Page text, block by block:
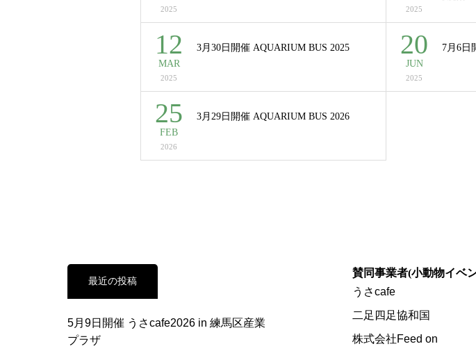
2025 2025
12
MAR
2025
3月30日開催 AQUARIUM BUS 2025 20
JUN
2025
7月6日
25
FEB
2026
3月29日開催 AQUARIUM BUS 2026
最近の投稿
5月9日開催 うさcafe2026 in 練馬区産業
プラザ
賛同事業者(小動物イベ
うさcafe
二足四足協和国
株式会社Feed on